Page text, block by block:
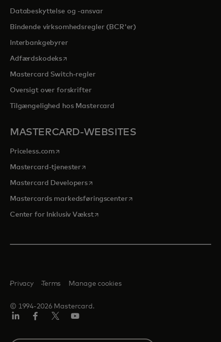
Databeskyttelse og -ansvar
Bindende virksomhedsregler (BCR'er)
Interbankgebyrer
Adfærdskodeksopens in a new tab
Mastercard Switch-regler
Oversigt over forskrifter
Tilgængelighed hos Mastercard
MASTERCARD-WEBSITES
Priceless.com opens in a new tab
Mastercard-tjenesteropens in a new tab
Mastercard Developersopens in a new tab
Mastercards markedsføringscenteropens in a new tab
Center for Inklusiv Vækstopens in a new tab
© 1994-2026 Mastercard.
Privacy Terms Manage cookies